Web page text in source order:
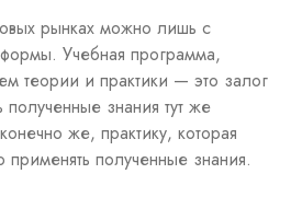
рынках можно лишь с
Учебная программа,
теории и практики — это залог
знания тут же
же, практику, которая
полученные знания.